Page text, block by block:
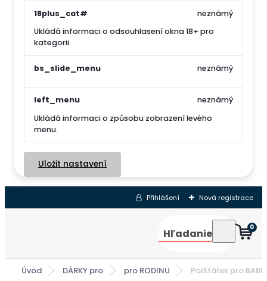
18plus_cat#
Ukládá informaci o odsouhlasení okna 18+ pro
kategorii.
neznámý
bs_slide_menu neznámý
left_menu
Ukládá informaci o způsobu zobrazení levého
menu.
neznámý
Uložit nastavení
Přihlášení Nová registrace
Hľadanie 0
Úvod DÁRKY pro pro RODINU Polštářek pro